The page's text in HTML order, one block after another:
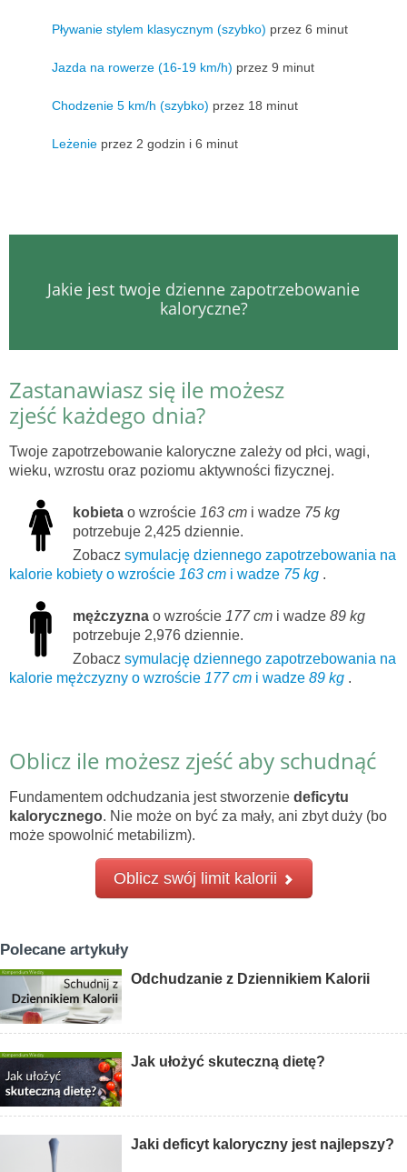
Pływanie stylem klasycznym (szybko) przez 6 minut
Jazda na rowerze (16-19 km/h) przez 9 minut
Chodzenie 5 km/h (szybko) przez 18 minut
Leżenie przez 2 godzin i 6 minut
Jakie jest twoje dzienne zapotrzebowanie
kaloryczne?
Zastanawiasz się ile możesz
zjeść każdego dnia?
Twoje zapotrzebowanie kaloryczne zależy od płci, wagi,
wieku, wzrostu oraz poziomu aktywności fizycznej.
kobieta o wzroście 163 cm i wadze 75 kg
potrzebuje 2,425 dziennie.
Zobacz symulację dziennego zapotrzebowania na
kalorie kobiety o wzroście 163 cm i wadze 75 kg .
mężczyzna o wzroście 177 cm i wadze 89 kg
potrzebuje 2,976 dziennie.
Zobacz symulację dziennego zapotrzebowania na
kalorie mężczyzny o wzroście 177 cm i wadze 89 kg .
Oblicz ile możesz zjeść aby schudnąć
Fundamentem odchudzania jest stworzenie deficytu
kalorycznego. Nie może on być za mały, ani zbyt duży (bo
może spowolnić metabilizm).
Oblicz swój limit kalorii
Polecane artykuły
Odchudzanie z Dziennikiem Kalorii
Jak ułożyć skuteczną dietę?
Jaki deficyt kaloryczny jest najlepszy?